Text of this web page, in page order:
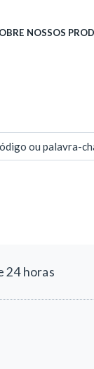
NOSSOS
ou palavra-
24 horas